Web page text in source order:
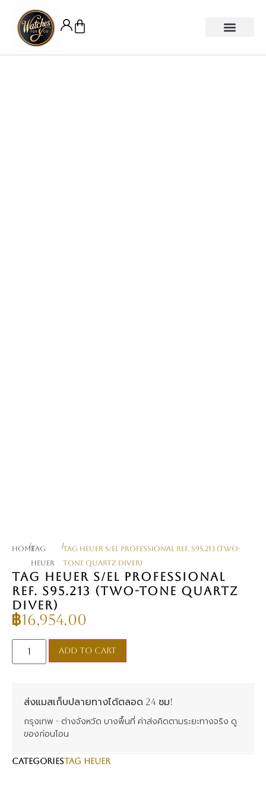
Home
/TAG
Heuer
/TAG Heuer S/el Professional Ref. S95.213 (Two-
Tone Quartz Diver)
TAG HEUER S/EL PROFESSIONAL
REF. S95.213 (TWO-TONE QUARTZ
DIVER)
฿16,954.00
Add to cart
ส่งแมสเก็บปลายทางได้ตลอด 24 ชม!
กรุงเทพ - ต่างจังหวัด บางพื้นที่ ค่าส่งคิดตามระยะทางจริง ดู
ของก่อนโอน
CATEGORIESTAG Heuer